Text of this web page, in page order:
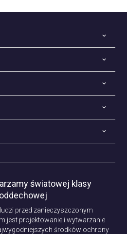
światowej klasy
przed zanieczyszczonym
jest projektowanie i wytwarzanie
środków ochrony